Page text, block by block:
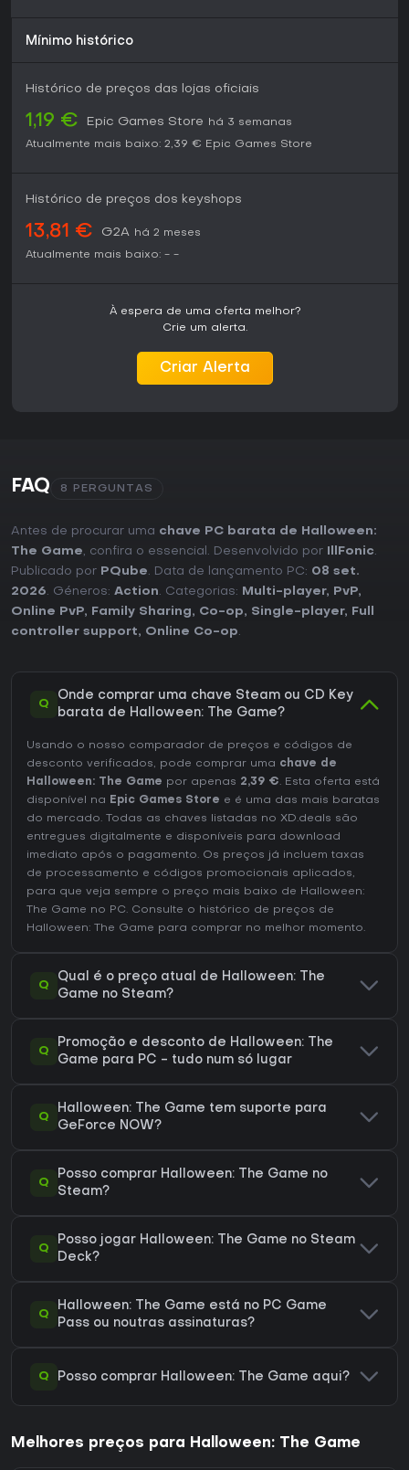
Mínimo histórico
Histórico de preços das lojas oficiais
1,19 € Epic Games Store
há 3 semanas
Atualmente mais baixo: 2,39 € Epic Games Store
Histórico de preços dos keyshops
13,81 € G2A há 2 meses
Atualmente mais baixo: - -
À espera de uma oferta melhor?
Crie um alerta.
Criar Alerta
FAQ 8 PERGUNTAS
Antes de procurar uma chave PC barata de Halloween:
The Game, confira o essencial. Desenvolvido por IllFonic.
Publicado por PQube. Data de lançamento PC: 08 set.
2026. Géneros: Action. Categorias: Multi-player, PvP,
Online PvP, Family Sharing, Co-op, Single-player,
Full
controller support, Online Co-op.
Q
Onde comprar uma chave Steam ou CD Key
barata de Halloween: The Game?
Usando o nosso comparador de preços e códigos de
desconto verificados, pode comprar uma chave de
Halloween: The Game por apenas 2,39 €. Esta oferta está
disponível na Epic Games Store e é uma das mais baratas
do mercado. Todas as chaves listadas no XD.deals são
entregues digitalmente e disponíveis para download
imediato após o pagamento. Os preços já incluem taxas
de processamento e códigos promocionais aplicados,
para que veja sempre o preço mais baixo de Halloween:
The Game no PC. Consulte o histórico de preços de
Halloween: The Game para comprar no melhor momento.
Q
Qual é o preço atual de Halloween: The
Game no Steam?
Q
Promoção e desconto de Halloween: The
Game para PC - tudo num só lugar
Q
Halloween: The Game tem suporte para
GeForce NOW?
Q
Posso comprar Halloween: The Game no
Steam?
Q
Posso jogar Halloween: The Game no Steam
Deck?
Q
Halloween: The Game está no PC Game
Pass ou noutras assinaturas?
Q Posso comprar Halloween: The Game aqui?
Melhores preços para Halloween: The Game